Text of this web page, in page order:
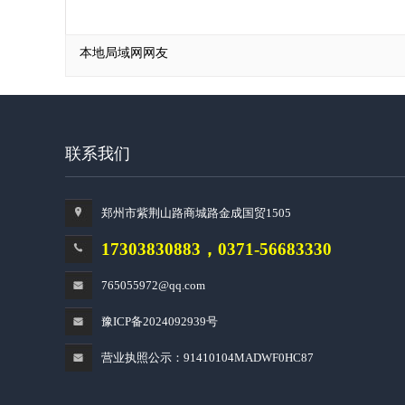
本地局域网网友
联系我们
郑州市紫荆山路商城路金成国贸1505
17303830883，0371-56683330
765055972@qq.com
豫ICP备2024092939号
营业执照公示：91410104MADWF0HC87